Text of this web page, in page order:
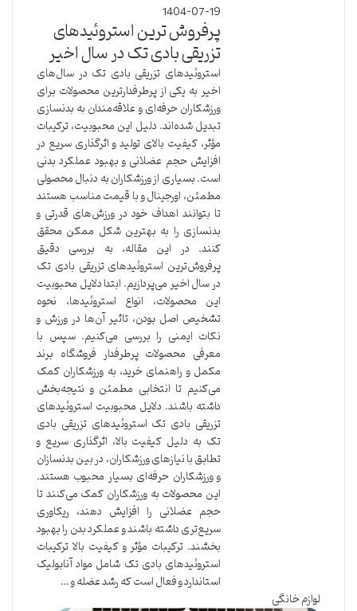
1404-07-19
پرفروش ترین استروئیدهای
تزریقی بادی تک در سال اخیر
استروئیدهای تزریقی بادی تک در سال‌های
اخیر به یکی از پرطرفدارترین محصولات برای
ورزشکاران حرفه‌ای و علاقه‌مندان به بدنسازی
تبدیل شده‌اند. دلیل این محبوبیت، ترکیبات
مؤثر، کیفیت بالای تولید و اثرگذاری سریع در
افزایش حجم عضلانی و بهبود عملکرد بدنی
است. بسیاری از ورزشکاران به دنبال محصولی
مطمئن، اورجینال و با قیمت مناسب هستند
تا بتوانند اهداف خود در ورزش‌های قدرتی و
بدنسازی را به بهترین شکل ممکن محقق
کنند. در این مقاله، به بررسی دقیق
پرفروش‌ترین استروئیدهای تزریقی بادی تک
در سال اخیر می‌پردازیم. ابتدا دلایل محبوبیت
این محصولات، انواع استروئیدها، نحوه
تشخیص اصل بودن، تاثیر آن‌ها در ورزش و
نکات ایمنی را بررسی می‌کنیم. سپس با
معرفی محصولات پرطرفدار فروشگاه برند
مکمل و راهنمای خرید، به ورزشکاران کمک
می‌کنیم تا انتخابی مطمئن و نتیجه‌بخش
داشته باشند. دلایل محبوبیت استروئیدهای
تزریقی بادی تک استروئیدهای تزریقی بادی
تک به دلیل کیفیت بالا، اثرگذاری سریع و
تطابق با نیازهای ورزشکاران، در بین بدنسازان
و ورزشکاران حرفه‌ای بسیار محبوب هستند.
این محصولات به ورزشکاران کمک می‌کنند تا
حجم عضلانی را افزایش دهند، ریکاوری
سریع‌تری داشته باشند و عملکرد بدن را بهبود
بخشند. ترکیبات مؤثر و کیفیت بالا ترکیبات
استروئیدهای بادی تک شامل مواد آنابولیک
استاندارد و فعال است که رشد عضله و …
لوازم خانگی